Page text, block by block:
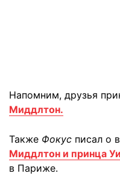
Напомним, друзья
Миддлтон.
Также Фокус писал о
Миддлтон и принца
в Париже.